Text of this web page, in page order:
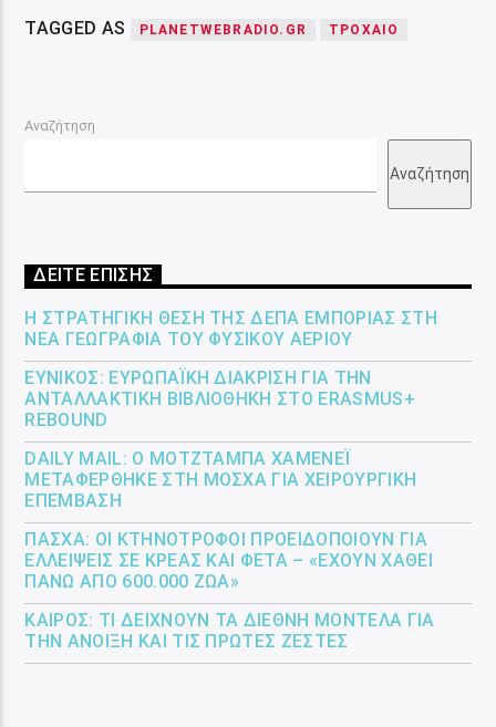
TAGGED AS PLANETWEBRADIO.GR ΤΡΟΧΑΊΟ
Αναζήτηση
Αναζήτηση
ΔΕΙΤΕ ΕΠΙΣΗΣ
Η ΣΤΡΑΤΗΓΙΚΉ ΘΈΣΗ ΤΗΣ ΔΕΠΑ ΕΜΠΟΡΊΑΣ ΣΤΗ
ΝΈΑ ΓΕΩΓΡΑΦΊΑ ΤΟΥ ΦΥΣΙΚΟΎ ΑΕΡΊΟΥ
ΕΎΝΙΚΟΣ: ΕΥΡΩΠΑΪΚΉ ΔΙΆΚΡΙΣΗ ΓΙΑ ΤΗΝ
ΑΝΤΑΛΛΑΚΤΙΚΉ ΒΙΒΛΙΟΘΉΚΗ ΣΤΟ ERASMUS+
REBOUND
DAILY MAIL: Ο ΜΟΤΖΤΆΜΠΑ ΧΑΜΕΝΕΪ́
ΜΕΤΑΦΈΡΘΗΚΕ ΣΤΗ ΜΌΣΧΑ ΓΙΑ ΧΕΙΡΟΥΡΓΙΚΉ
ΕΠΈΜΒΑΣΗ
ΠΆΣΧΑ: ΟΙ ΚΤΗΝΟΤΡΌΦΟΙ ΠΡΟΕΙΔΟΠΟΙΟΎΝ ΓΙΑ
ΕΛΛΕΊΨΕΙΣ ΣΕ ΚΡΈΑΣ ΚΑΙ ΦΈΤΑ – «ΈΧΟΥΝ ΧΑΘΕΊ
ΠΆΝΩ ΑΠΌ 600.000 ΖΏΑ»
ΚΑΙΡΌΣ: ΤΙ ΔΕΊΧΝΟΥΝ ΤΑ ΔΙΕΘΝΉ ΜΟΝΤΈΛΑ ΓΙΑ
ΤΗΝ ΆΝΟΙΞΗ ΚΑΙ ΤΙΣ ΠΡΏΤΕΣ ΖΈΣΤΕΣ